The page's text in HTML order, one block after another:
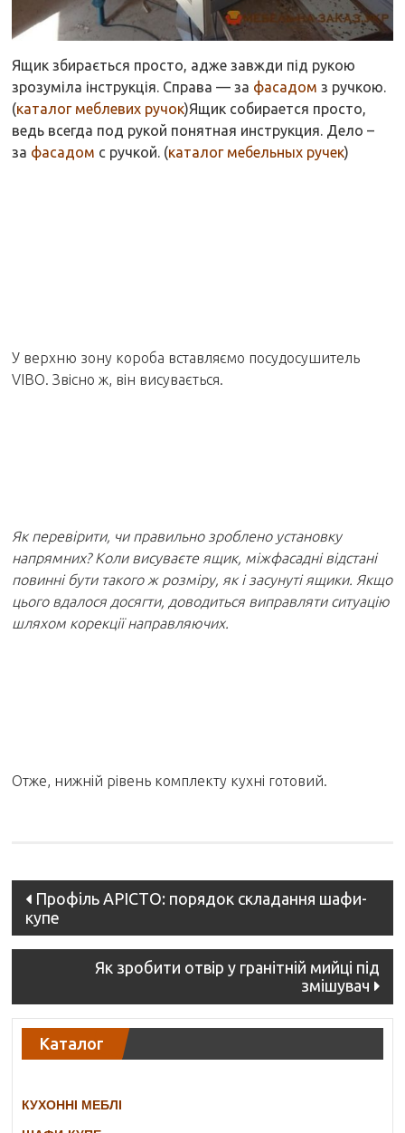
Ящик збирається просто, адже завжди під рукою
зрозуміла інструкція. Справа — за фасадом з ручкою.
(каталог меблевих ручок)Ящик собирается просто,
ведь всегда под рукой понятная инструкция. Дело –
за фасадом с ручкой. (каталог мебельных ручек)
У верхню зону короба вставляємо посудосушитель
VIBO. Звісно ж, він висувається.
Як перевірити, чи правильно зроблено установку
напрямних? Коли висуваєте ящик, міжфасадні відстані
повинні бути такого ж розміру, як і засунуті ящики. Якщо
цього вдалося досягти, доводиться виправляти ситуацію
шляхом корекції направляючих.
Отже, нижній рівень комплекту кухні готовий.
Post
navigation
Профіль АРІСТО: порядок складання шафи-
купе
Як зробити отвір у гранітній мийці під
змішувач
Каталог
КУХОННІ МЕБЛІ